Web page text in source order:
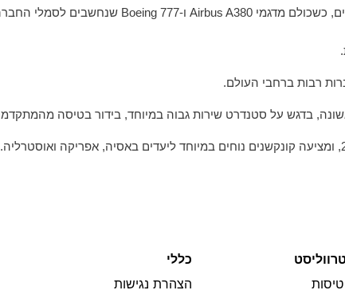
רבות ברחבי העולם.
בדגש על סטנדרט שירות גבוה במיוחד, בידור בטיסה
כללי
הצהרת נגישות